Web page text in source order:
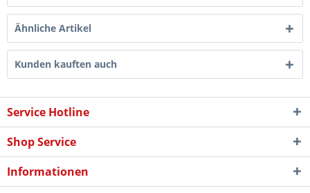
Ähnliche Artikel
Kunden kauften auch
Service Hotline
Shop Service
Informationen